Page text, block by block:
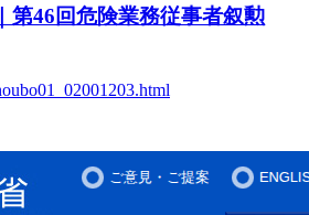
第46回危険業務従事者叙勲